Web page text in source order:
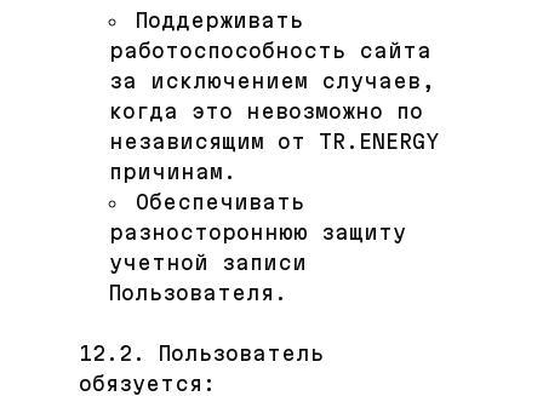
Поддерживать
работоспособность сайта
за исключением случаев,
когда это невозможно по
независящим от TR.ENERGY
причинам.
Обеспечивать
разностороннюю защиту
учетной записи
Пользователя.
12.2. Пользователь
обязуется: